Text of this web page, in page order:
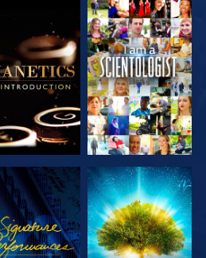
UTFORSKA
SERIEN
TITTA
TITTA
UTFORSKA
SERIEN